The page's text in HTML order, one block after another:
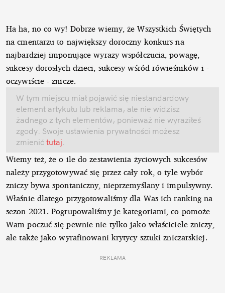
Ha ha, no co wy! Dobrze wiemy, że Wszystkich Świętych
na cmentarzu to największy doroczny konkurs na
najbardziej imponujące wyrazy współczucia, powagę,
sukcesy dorosłych dzieci, sukcesy wśród rówieśników i -
oczywiście - znicze.
W tym miejscu miał pojawić się niestandardowy
element artykułu lub reklama, ale nie widzisz
żadnego z tych elementów, ponieważ nie wyraziłeś
zgody. Swoje ustawienia prywatności możesz
zmienić tutaj
Wiemy też, że o ile do zestawienia życiowych sukcesów
należy przygotowywać się przez cały rok, o tyle wybór
zniczy bywa spontaniczny, nieprzemyślany i impulsywny.
Właśnie dlatego przygotowaliśmy dla Was ich ranking na
sezon 2021. Pogrupowaliśmy je kategoriami, co pomoże
Wam poczuć się pewnie nie tylko jako właściciele zniczy,
ale także jako wyrafinowani krytycy sztuki zniczarskiej.
REKLAMA